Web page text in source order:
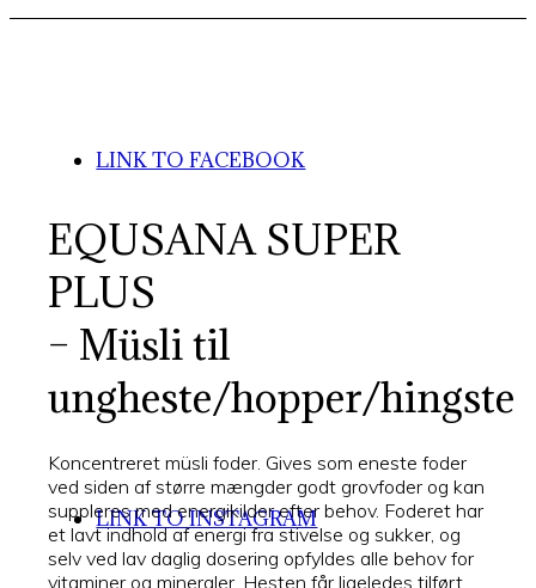
LINK TO FACEBOOK
LINK TO INSTAGRAM
EQUSANA SUPER
PLUS
– Müsli til
ungheste/hopper/hingste
Koncentreret müsli foder. Gives som eneste foder
ved siden af større mængder godt grovfoder og kan
suppleres med energikilder efter behov. Foderet har
et lavt indhold af energi fra stivelse og sukker, og
selv ved lav daglig dosering opfyldes alle behov for
vitaminer og mineraler. Hesten får ligeledes tilført